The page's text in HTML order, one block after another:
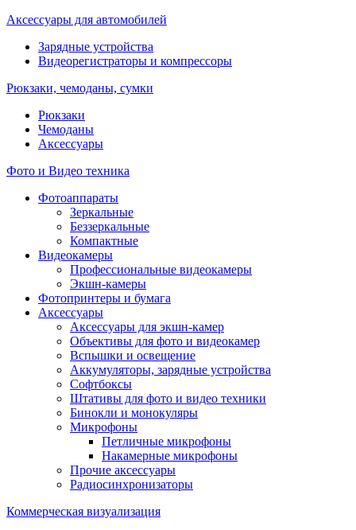
Аксессуары для автомобилей
Зарядные устройства
Видеорегистраторы и компрессоры
Рюкзаки, чемоданы, сумки
Рюкзаки
Чемоданы
Аксессуары
Фото и Видео техника
Фотоаппараты
Зеркальные
Беззеркальные
Компактные
Видеокамеры
Профессиональные видеокамеры
Экшн-камеры
Фотопринтеры и бумага
Аксессуары
Аксессуары для экшн-камер
Объективы для фото и видеокамер
Вспышки и освещение
Аккумуляторы, зарядные устройства
Софтбоксы
Штативы для фото и видео техники
Бинокли и монокуляры
Микрофоны
Петличные микрофоны
Накамерные микрофоны
Прочие аксессуары
Радиосинхронизаторы
Коммерческая визуализация